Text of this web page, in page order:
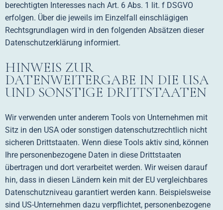
berechtigten Interesses nach Art. 6 Abs. 1 lit. f DSGVO
erfolgen. Über die jeweils im Einzelfall einschlägigen
Rechtsgrundlagen wird in den folgenden Absätzen dieser
Datenschutzerklärung informiert.
HINWEIS ZUR
DATENWEITERGABE IN DIE USA
UND SONSTIGE DRITTSTAATEN
Wir verwenden unter anderem Tools von Unternehmen mit
Sitz in den USA oder sonstigen datenschutzrechtlich nicht
sicheren Drittstaaten. Wenn diese Tools aktiv sind, können
Ihre personenbezogene Daten in diese Drittstaaten
übertragen und dort verarbeitet werden. Wir weisen darauf
hin, dass in diesen Ländern kein mit der EU vergleichbares
Datenschutzniveau garantiert werden kann. Beispielsweise
sind US-Unternehmen dazu verpflichtet, personenbezogene